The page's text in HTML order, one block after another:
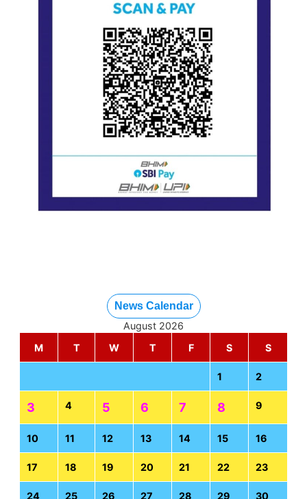
News Calendar
August 2026
M
T W T F S S
1 2
3 4 5 6 7 8 9
10 11 12 13 14 15 16
17 18 19 20 21 22 23
24 25 26 27 28 29 30